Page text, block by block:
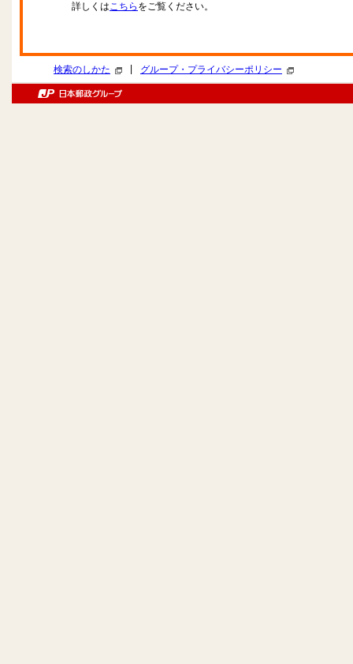
詳しくはこちら をご覧ください。
検索のしかた グループ・プライバシーポリシー